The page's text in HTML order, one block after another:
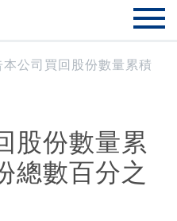
本公司買回股份數量累積
股份數量累
總數百分之